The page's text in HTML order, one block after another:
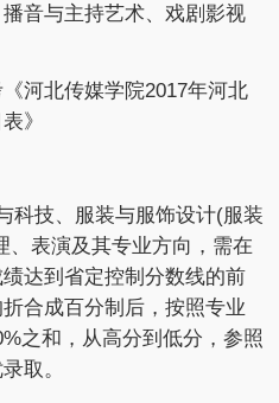
音与主持艺术、戏剧影视
河北传媒学院2017年河北
》
科技、服装与服饰设计(服装
、表演及其专业方向，需在
达到省定控制分数线的前
合成百分制后，按照专业
之和，从高分到低分，参照
取。